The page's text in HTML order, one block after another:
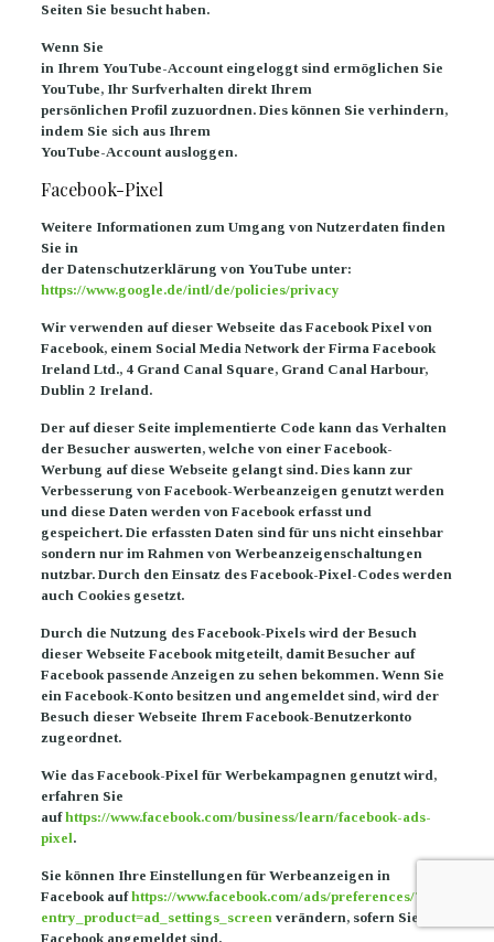
Seiten Sie besucht haben.
Wenn Sie
in Ihrem YouTube-Account eingeloggt sind ermöglichen Sie
YouTube, Ihr Surfverhalten direkt Ihrem
persönlichen Profil zuzuordnen. Dies können Sie verhindern,
indem Sie sich aus Ihrem
YouTube-Account ausloggen.
Facebook-Pixel
Weitere Informationen zum Umgang von Nutzerdaten finden
Sie in
der Datenschutzerklärung von YouTube unter:
https://www.google.de/intl/de/policies/privacy
Wir verwenden auf dieser Webseite das Facebook Pixel von
Facebook, einem Social Media Network der Firma Facebook
Ireland Ltd., 4 Grand Canal Square, Grand Canal Harbour,
Dublin 2 Ireland.
Der auf dieser Seite implementierte Code kann das Verhalten
der Besucher auswerten, welche von einer Facebook-
Werbung auf diese Webseite gelangt sind. Dies kann zur
Verbesserung von Facebook-Werbeanzeigen genutzt werden
und diese Daten werden von Facebook erfasst und
gespeichert. Die erfassten Daten sind für uns nicht einsehbar
sondern nur im Rahmen von Werbeanzeigenschaltungen
nutzbar. Durch den Einsatz des Facebook-Pixel-Codes werden
auch Cookies gesetzt.
Durch die Nutzung des Facebook-Pixels wird der Besuch
dieser Webseite Facebook mitgeteilt, damit Besucher auf
Facebook passende Anzeigen zu sehen bekommen. Wenn Sie
ein Facebook-Konto besitzen und angemeldet sind, wird der
Besuch dieser Webseite Ihrem Facebook-Benutzerkonto
zugeordnet.
Wie das Facebook-Pixel für Werbekampagnen genutzt wird,
erfahren Sie
aufhttps://www.facebook.com/business/learn/facebook-ads-
pixel.
Sie können Ihre Einstellungen für Werbeanzeigen in
Facebook aufhttps://www.facebook.com/ads/preferences/?
entry_product=ad_settings_screenverändern, sofern Sie in
Facebook angemeldet sind.